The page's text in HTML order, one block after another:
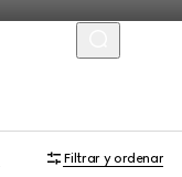
Filtrar y ordenar